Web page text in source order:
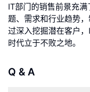
IT部门的销售前景充
题、需求和行业趋势
过深入挖掘潜在客户
时代立于不败之地。
Q & A